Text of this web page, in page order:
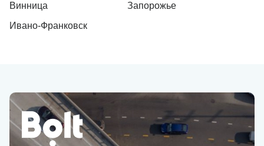
Винница
Запорожье
Ивано-Франковск